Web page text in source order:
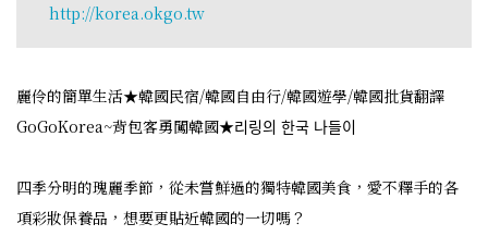
http://korea.okgo.tw
麗伶的簡單生活★韓國民宿/韓國自由行/韓國遊學/韓國批貨翻譯
GoGoKorea~背包客勇闖韓國★리링의 한국 나들이
四季分明的瑰麗季節，從未嘗鮮過的獨特韓國美食，愛不釋手的各
項彩妝保養品，想要更貼近韓國的一切嗎？